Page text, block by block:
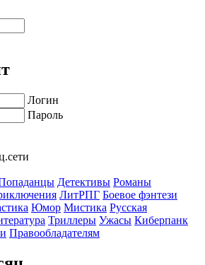
Логин
Пароль
Детективы Романы
ЛитРПГ Боевое фэнтези
Юмор Мистика Русская
Триллеры Ужасы Киберпанк
Правообладателям